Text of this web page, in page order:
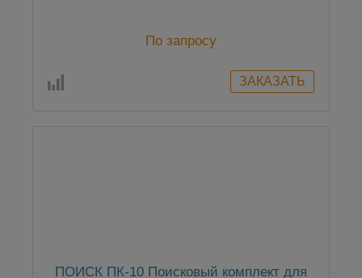
По запросу
ПОИСК ПК-10 Поисковый комплект для